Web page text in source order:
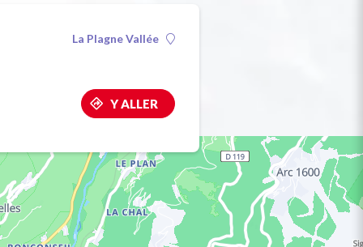
La Plagne Vallée
Y ALLER